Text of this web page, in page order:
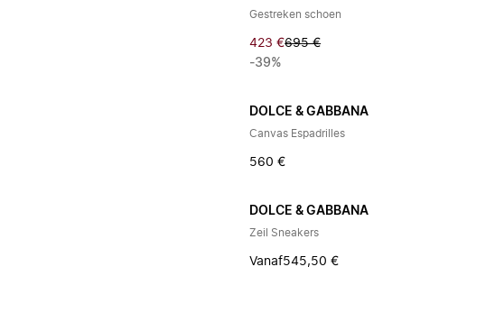
Gestreken schoen
423 €695 €
-39%
DOLCE & GABBANA
Canvas Espadrilles
560 €
DOLCE & GABBANA
Zeil Sneakers
Vanaf545,50 €